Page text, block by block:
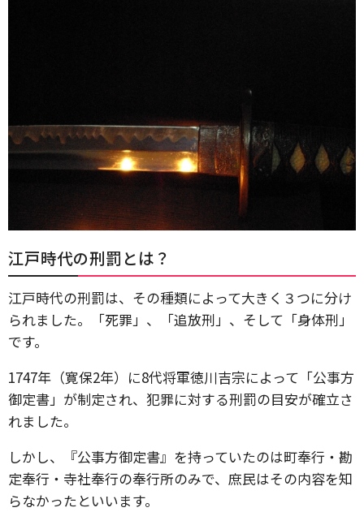
江戸時代の刑罰とは？
江戸時代の刑罰は、その種類によって大きく３つに分け
られました。「死罪」、「追放刑」、そして「身体刑」
です。
1747年（寛保2年）に8代将軍徳川吉宗によって「公事方
御定書」が制定され、犯罪に対する刑罰の目安が確立さ
れました。
しかし、『公事方御定書』を持っていたのは町奉行・勘
定奉行・寺社奉行の奉行所のみで、庶民はその内容を知
らなかったといいます。